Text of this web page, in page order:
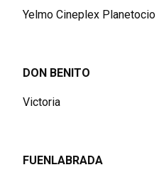
Yelmo Cineplex Planetocio
DON BENITO
Victoria
FUENLABRADA